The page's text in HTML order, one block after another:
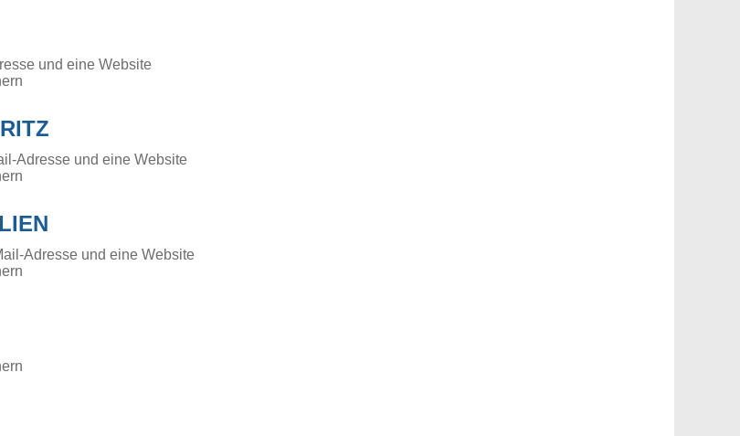
und eine Website
Adresse und eine Website
Adresse und eine Website